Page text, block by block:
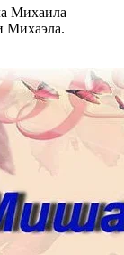
Михаила
Михаэла.